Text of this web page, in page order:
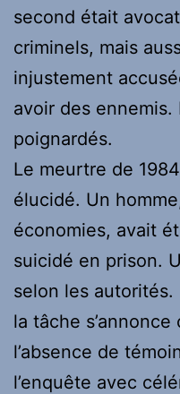
second était
criminels, mais
injustement
avoir des
poignardés.
Le meurtre de
élucidé. Un
économies, avait
suicidé en prison.
selon les
la tâche
l’absence de
l’enquête avec